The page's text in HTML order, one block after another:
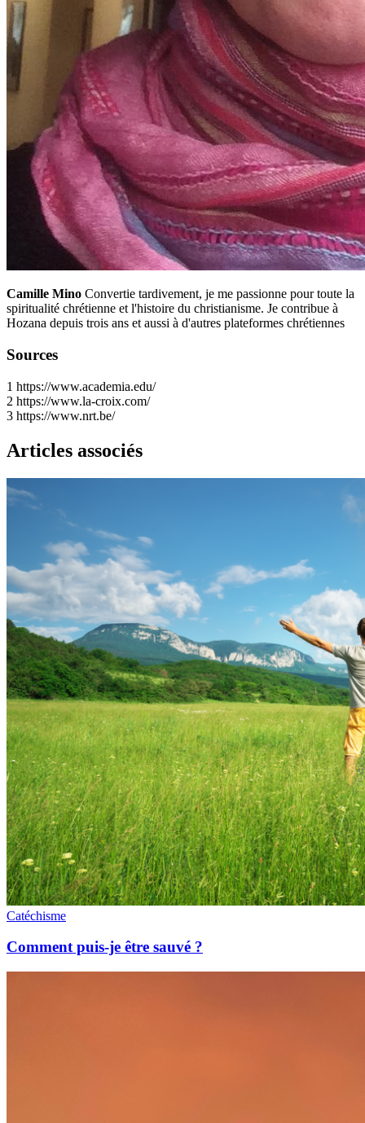
Camille Mino Convertie tardivement, je me passionne pour toute la
spiritualité chrétienne et l'histoire du christianisme. Je contribue à
Hozana depuis trois ans et aussi à d'autres plateformes chrétiennes
Sources
1 https://www.academia.edu/
2 https://www.la-croix.com/
3 https://www.nrt.be/
Articles associés
Catéchisme
Comment puis-je être sauvé ?